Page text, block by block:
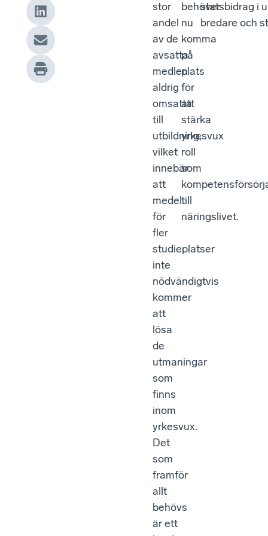
stor
andel
av de
avsatta
medlen
aldrig
omsatta
till
utbildning,
vilket
innebär
att
medel
för
fler
studieplatser
inte
nödvändigtvis
kommer
att
lösa
de
utmaningar
som
finns
inom
yrkesvux.
Det
som
framför
allt
behövs
är ett
behöver
nu
komma
på
plats
för
att
stärka
yrkesvux
roll
som
till
näringslivet.
statsbidrag i
bredare och